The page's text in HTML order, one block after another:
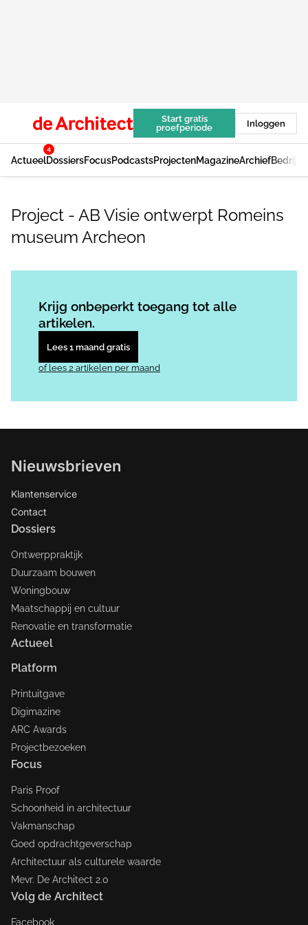
Start gratis
proefperiode
Inloggen
Actueel
4
DossiersFocusPodcastsProjectenMagazineArchief
Project - AB Visie ontwerpt Romeins
museum Archeon
Krijg onbeperkt toegang tot alle
artikelen.
Lees 1 maand gratis
of lees 2 artikelen per maand
Nieuwsbrieven
Klantenservice
Contact
Dossiers
Ontwerppraktijk
Duurzaam bouwen
Woningbouw
Maatschappij en cultuur
Renovatie en transformatie
Actueel
Platform
Printuitgave
Digimazine
ARC Awards
Projectbezoeken
Focus
Paris Proof
Schoonheid in architectuur
Vakmanschap
Goed opdrachtgeverschap
Architectuur als culturele waarde
Mevr. De Architect 2.0
Volg de Architect
Facebook